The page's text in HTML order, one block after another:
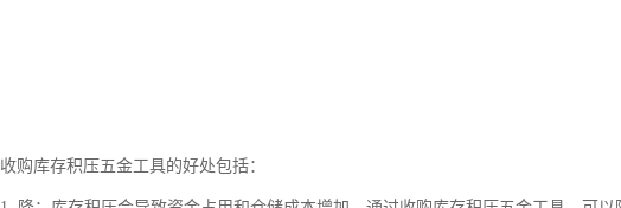
收购库存积压五金工具的好处包括：